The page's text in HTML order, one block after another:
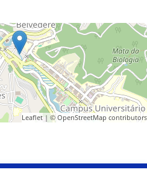
Leaflet| © OpenStreetMap contributors